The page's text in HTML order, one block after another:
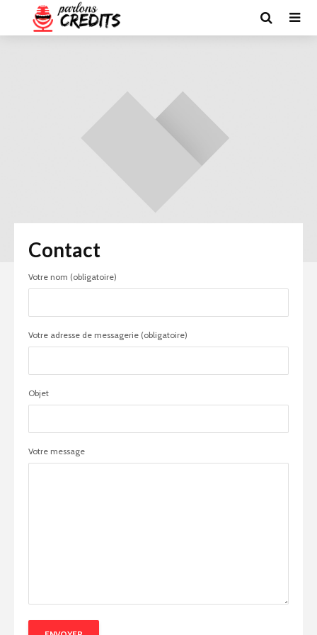
Contact
Votre nom (obligatoire)
Votre adresse de messagerie (obligatoire)
Objet
Votre message